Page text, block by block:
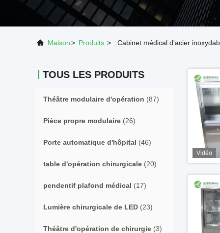
Maison> Produits > Cabinet médical d'acier
TOUS LES PRODUITS
Théâtre modulaire d'opération (87)
Pièce propre modulaire (26)
Porte automatique d'hôpital (46)
table d'opération chirurgicale (20)
pendentif plafond médical (17)
Lumière chirurgicale de LED (23)
Théâtre d'opération de chirurgie (3)
Vidéo